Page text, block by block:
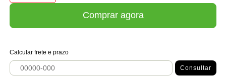
Comprar agora
Calcular frete e prazo
Consultar